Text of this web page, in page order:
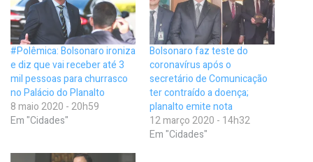
#Polêmica: Bolsonaro ironiza
e diz que vai receber até 3
mil pessoas para churrasco
no Palácio do Planalto
8 maio 2020 - 20h59
Em "Cidades"
Bolsonaro faz teste do
coronavírus após o
secretário de Comunicação
ter contraído a doença;
planalto emite nota
12 março 2020 - 14h32
Em "Cidades"